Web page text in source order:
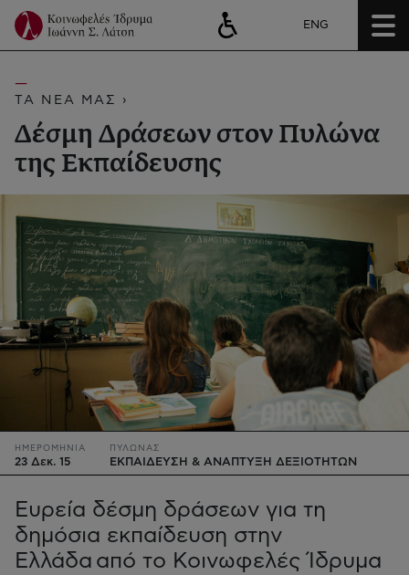
ENG
ΤΑ ΝΕΑ ΜΑΣ ›
Δέσμη Δράσεων στον Πυλώνα
της Εκπαίδευσης
ΗΜΕΡΟΜΗΝΙΑ
23 Δεκ. 15
ΠΥΛΩΝΑΣ
ΕΚΠΑΙΔΕΥΣΗ & ΑΝΑΠΤΥΞΗ ΔΕΞΙΟΤΗΤΩΝ
Ευρεία δέσμη δράσεων για τη
δημόσια εκπαίδευση στην
Ελλάδα από το Κοινωφελές Ίδρυμα